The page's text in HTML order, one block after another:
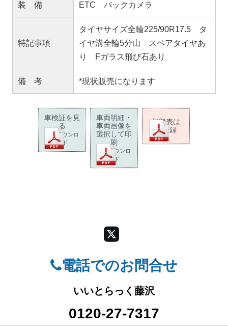
装 備 ETC バックカメラ
特記事項
タイヤサイズ全輪225/90R17.5 タ
イヤ溝全輪5分山 スペアタイヤあ
り Fガラス飛び石あり
備 考 *現状販売になります
車検証を見
る
PDFダウンロ
ード
車両明細・
車両画像を
選択して印
刷
PDFダウンロ
ード
状態表は
未登録
電話でのお問合せ
いいとらっく藤沢
0120-27-7317